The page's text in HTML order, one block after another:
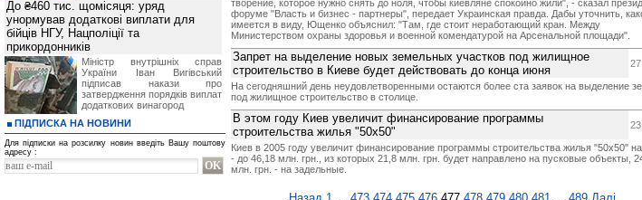
творение, которое нужно снять до ноля, чтобы киевляне спокойно жили", - сказал
форуме "Власть и бизнес - партнеры", передает Украинская правда. Дабы уточнить,
имеется в виду, Ющенко объяснил: "Там, где стоит неработающий кран. Между
Министерством охраны здоровья и военной комендатурой на Арсенальной площади".
Запрет на выделение новых земельных участков под жилищное
строительство в Киеве будет действовать до конца июня
На сегодняшний день неудовлетворенными остаются более ста заявок на выделение
под жилищное строительство в столице.
В этом году Киев увеличит финансирование программы
строительства жилья "50х50"
Киев в 2005 году увеличит финансирование программы строительства жилья "50х50"
- до 46,18 млн. грн., из которых 21,8 млн. грн. будет направлено на пусковые объекты,
млн. грн. - на задельные.
До ₴460 тис. щомісяця: уряд
унормував додаткові виплати для
бійців НГУ, Нацполіції та
прикордонників
Міністр внутрішніх справ
України Іван Вигівський
підписав накази про
затвердження порядків виплат
додаткових винагород
ПІДПИСКА НА НОВИНИ
Для підписки на розсилку новин введіть Вашу поштову
адресу :